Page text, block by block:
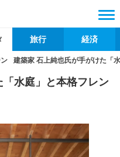
旅行 経済
建築家 石上純也氏が手がけた「
水庭」と本格フレン